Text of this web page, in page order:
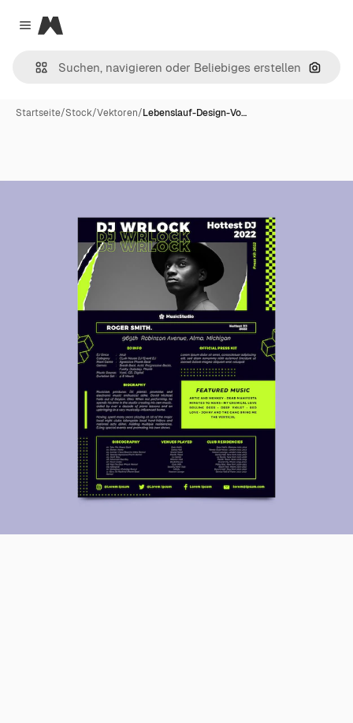
Close menu
Magnific
Nach
Startseite/Stock/Vektoren/Lebenslauf-Design-Vo…